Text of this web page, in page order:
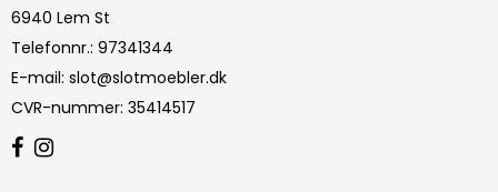
6940 Lem St
Telefonnr.: 97341344
E-mail: slot@slotmoebler.dk
CVR-nummer: 35414517